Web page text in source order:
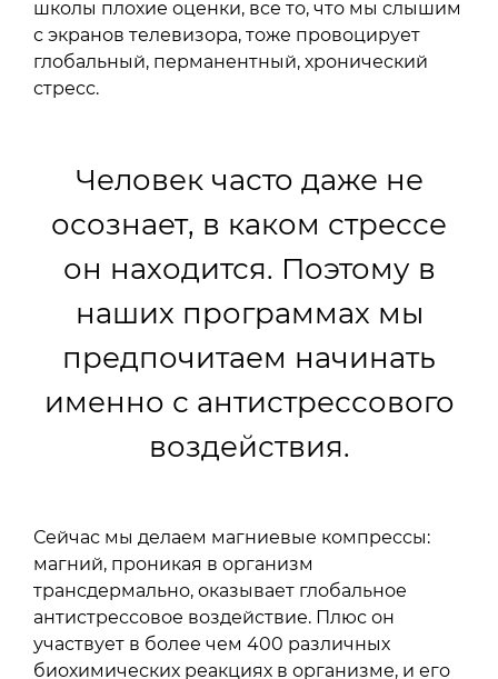
школы плохие оценки, все то, что мы слышим
с экранов телевизора, тоже провоцирует
глобальный, перманентный, хронический
стресс.
Человек часто даже не
осознает, в каком стрессе
он находится. Поэтому в
наших программах мы
предпочитаем начинать
именно с антистрессового
воздействия.
Сейчас мы делаем магниевые компрессы:
магний, проникая в организм
трансдермально, оказывает глобальное
антистрессовое воздействие. Плюс он
участвует в более чем 400 различных
биохимических реакциях в организме, и его